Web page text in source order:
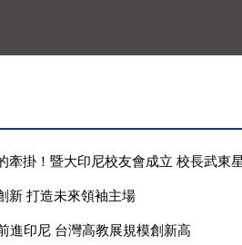
牽掛！暨大印尼校友會成立 校長武東
新 打造未來領袖主場
進印尼 台灣高教展規模創新高